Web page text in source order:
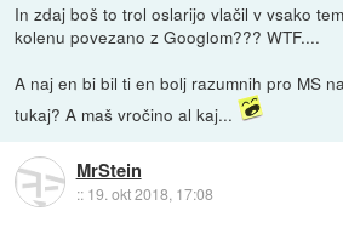
In zdaj boš to trol oslarijo vlačil v vsako
kolenu povezano z Googlom??? WTF....
A naj en bi bil ti en bolj razumnih pro MS
tukaj? A maš vročino al kaj...
MrStein
:: 19. okt 2018, 17:08